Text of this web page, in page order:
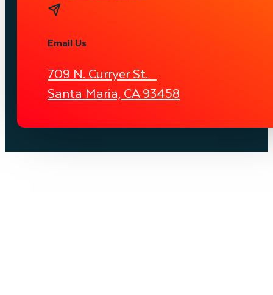
Email Us
709 N. Curryer St.
Santa Maria, CA 93458